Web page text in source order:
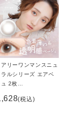
リーワンマンスニュ
ルシリーズ エアベ
2枚…
(税込)